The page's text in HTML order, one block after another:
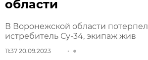
области
В Воронежской области
истребитель Су-34, экипаж жив
11:37 20.09.2023